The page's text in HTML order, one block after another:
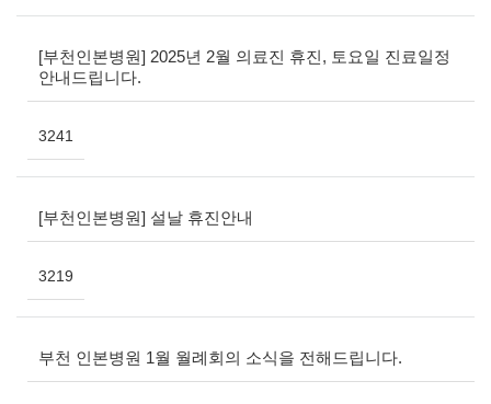
[부천인본병원] 2025년 2월 의료진 휴진, 토요일 진료일정
안내드립니다.
3241
[부천인본병원] 설날 휴진안내
3219
부천 인본병원 1월 월례회의 소식을 전해드립니다.